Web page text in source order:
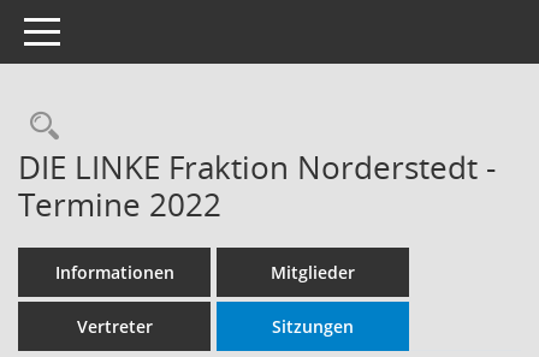
Toggle navigation
Rechercheauswahl
DIE LINKE Fraktion Norderstedt -
Termine 2022
Informationen Mitglieder
Vertreter Sitzungen